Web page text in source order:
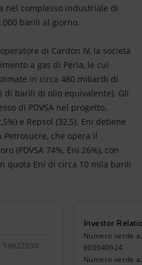
nel complesso industriale di
barili al giorno.
di Cardon IV, la società
a gas di Perla, le cui
in circa 480 miliardi di
di barili di olio equivalente). Gli
di PDVSA nel progetto,
e Repsol (32,5). Eni detiene
che opera il
(PDVSA 74%, Eni 26%), con
quota Eni di circa 10 mila barili
59822030
Investor
Numero verde
800940924
Numero verde